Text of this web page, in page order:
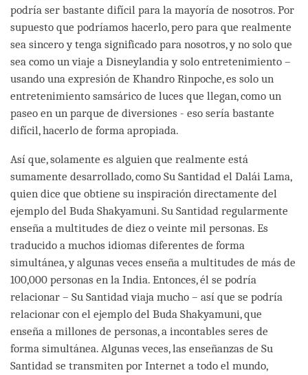
podría ser bastante difícil para la mayoría de nosotros. Por
supuesto que podríamos hacerlo, pero para que realmente
sea sincero y tenga significado para nosotros, y no solo que
sea como un viaje a Disneylandia y solo entretenimiento –
usando una expresión de Khandro Rinpoche, es solo un
entretenimiento samsárico de luces que llegan, como un
paseo en un parque de diversiones - eso sería bastante
difícil, hacerlo de forma apropiada.
Así que, solamente es alguien que realmente está
sumamente desarrollado, como Su Santidad el Dalái Lama,
quien dice que obtiene su inspiración directamente del
ejemplo del Buda Shakyamuni. Su Santidad regularmente
enseña a multitudes de diez o veinte mil personas. Es
traducido a muchos idiomas diferentes de forma
simultánea, y algunas veces enseña a multitudes de más de
100,000 personas en la India. Entonces, él se podría
relacionar – Su Santidad viaja mucho – así que se podría
relacionar con el ejemplo del Buda Shakyamuni, que
enseña a millones de personas, a incontables seres de
forma simultánea. Algunas veces, las enseñanzas de Su
Santidad se transmiten por Internet a todo el mundo,